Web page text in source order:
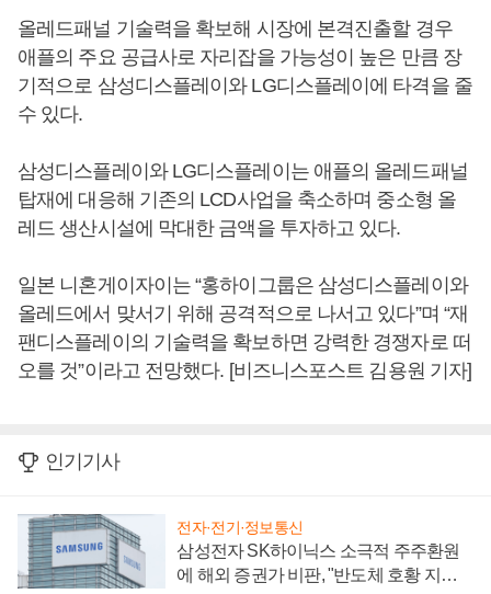
올레드패널 기술력을 확보해 시장에 본격진출할 경우
애플의 주요 공급사로 자리잡을 가능성이 높은 만큼 장
기적으로 삼성디스플레이와 LG디스플레이에 타격을 줄
수 있다.
삼성디스플레이와 LG디스플레이는 애플의 올레드패널
탑재에 대응해 기존의 LCD사업을 축소하며 중소형 올
레드 생산시설에 막대한 금액을 투자하고 있다.
일본 니혼게이자이는 “홍하이그룹은 삼성디스플레이와
올레드에서 맞서기 위해 공격적으로 나서고 있다”며 “재
팬디스플레이의 기술력을 확보하면 강력한 경쟁자로 떠
오를 것”이라고 전망했다. [비즈니스포스트 김용원 기자]
인기기사
전자·전기·정보통신
삼성전자 SK하이닉스 소극적 주주환원
에 해외 증권가 비판, "반도체 호황 지속